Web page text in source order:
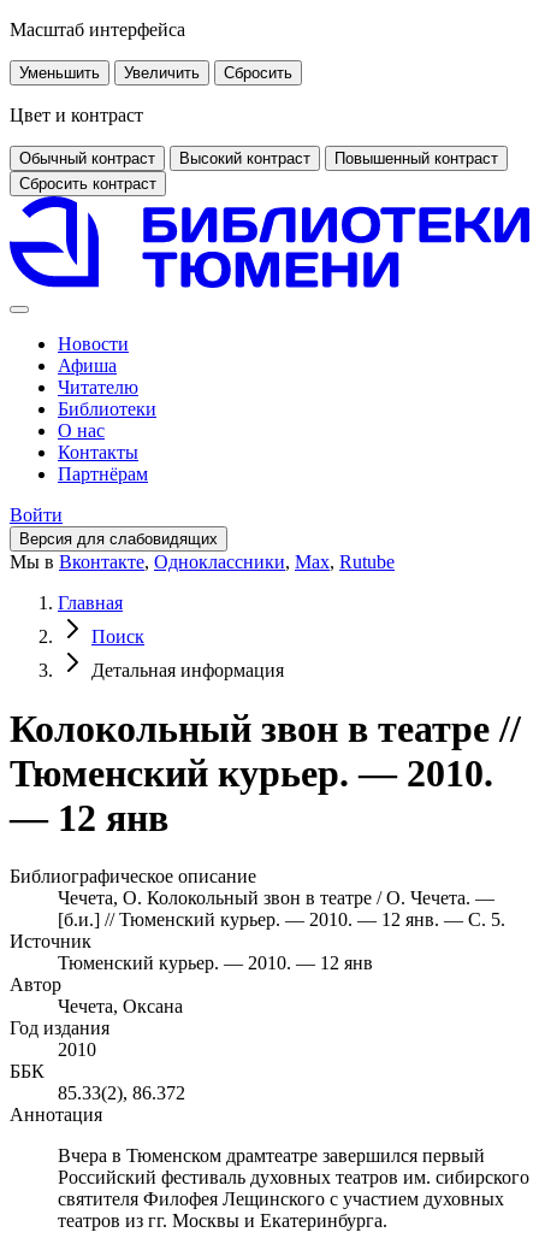
Масштаб интерфейса
Уменьшить Увеличить Сбросить
Цвет и контраст
Обычный контраст Высокий контраст
Повышенный контраст
Сбросить контраст
Новости
Афиша
Читателю
Библиотеки
О нас
Контакты
Партнёрам
Войти
Версия для слабовидящих
Мы в Вконтакте, Одноклассники, Max, Rutube
Главная
Поиск
Детальная информация
Колокольный звон в театре //
Тюменский курьер. — 2010.
— 12 янв
Библиографическое описание
Чечета, О. Колокольный звон в театре / О. Чечета. —
[б.и.] // Тюменский курьер. — 2010. — 12 янв. — С. 5.
Источник
Тюменский курьер. — 2010. — 12 янв
Автор
Чечета, Оксана
Год издания
2010
ББК
85.33(2), 86.372
Аннотация
Вчера в Тюменском драмтеатре завершился первый
Российский фестиваль духовных театров им. сибирского
святителя Филофея Лещинского с участием духовных
театров из гг. Москвы и Екатеринбурга.